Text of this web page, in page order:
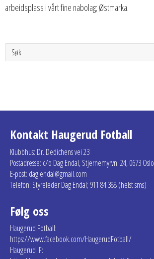
arbeidsplass i vårt fine nabolag; Østmarka.
Kontakt Haugerud Fotball
Klubbhus: Dr. Dedichens vei 23
Postadresse: c/o Dag Endal, Stjernemyrvn. 24, 0673 Oslo
E-post: dag.endal@gmail.com
Telefon: Styreleder Dag Endal; 911 84 388 (helst sms)
Følg oss
Haugerud Fotball:
https://www.facebook.com/HaugerudFotball/
Haugerud IF: